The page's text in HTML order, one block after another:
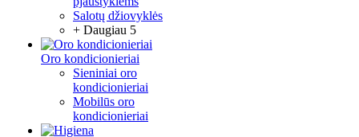
Salotų džiovyklės
+ Daugiau 5
Oro kondicionieriai
Sieniniai oro
kondicionieriai
Mobilūs oro
kondicionieriai